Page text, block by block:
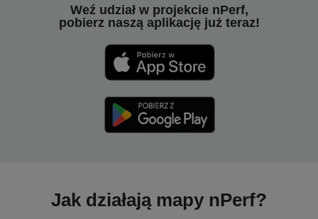
Weź udział w projekcie nPerf,
pobierz naszą aplikację już teraz!
Jak działają mapy nPerf?